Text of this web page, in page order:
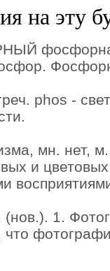
на эту
phos -
мн. нет, м.
и
1.